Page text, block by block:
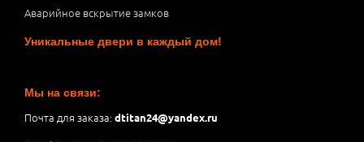
Аварийное вскрытие замков
Уникальные двери в каждый дом!
Мы на связи:
Почта для заказа:dtitan24@yandex.ru